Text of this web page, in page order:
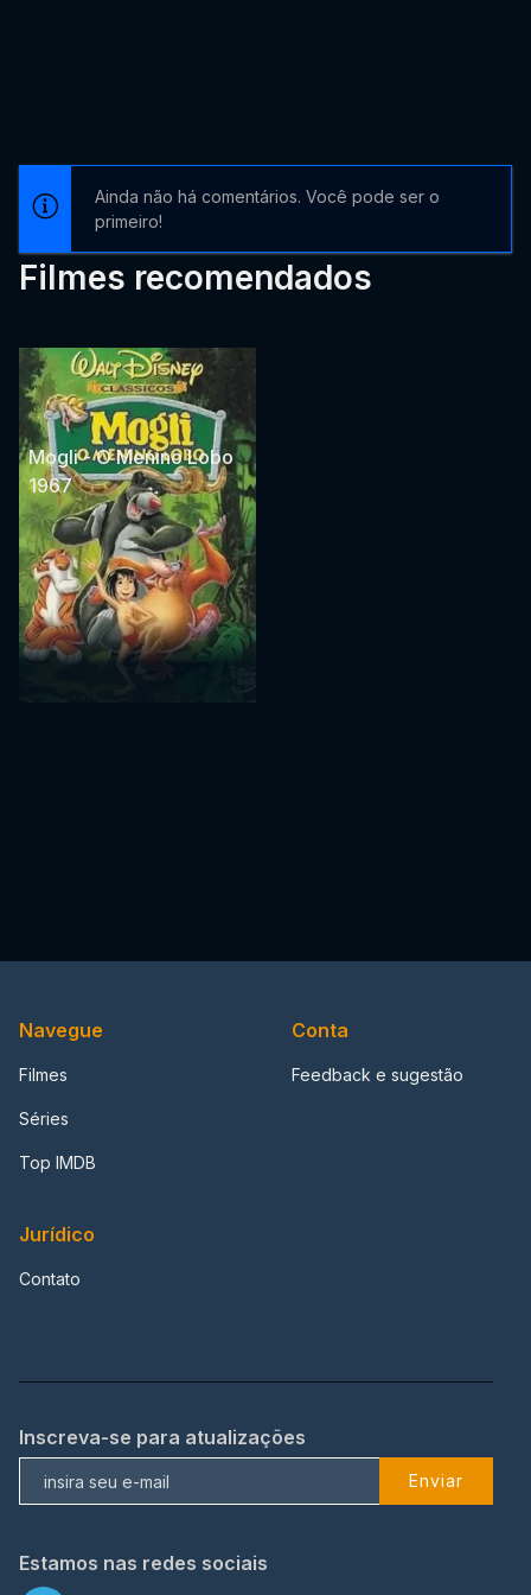
Ainda não há comentários. Você pode ser o
primeiro!
Filmes recomendados
Mogli - O Menino Lobo
1967
Navegue
Filmes
Séries
Top IMDB
Conta
Feedback e sugestão
Jurídico
Contato
Inscreva-se para atualizações
Enviar
Estamos nas redes sociais